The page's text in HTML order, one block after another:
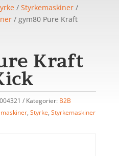
/ Styrkemaskiner/
/ gym80 Pure Kraft
Kraft
Kategorier: B2B
, Styrke, Styrkemaskiner